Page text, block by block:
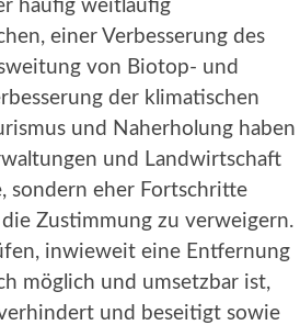
häufig weitläufig
einer Verbesserung des
von Biotop- und
der klimatischen
und Naherholung haben
und Landwirtschaft
sondern eher Fortschritte
Zustimmung zu verweigern.
inwieweit eine Entfernung
möglich und umsetzbar ist,
und beseitigt sowie